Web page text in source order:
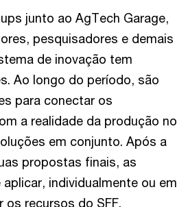
junto ao AgTech Garage,
pesquisadores e demais
de inovação tem
Ao longo do período, são
para conectar os
a realidade da produção no
em conjunto. Após a
propostas finais, as
individualmente ou em
os recursos do SFF.